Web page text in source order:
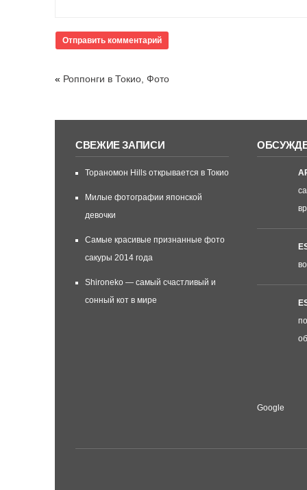
« Роппонги в Токио, Фото
СВЕЖИЕ ЗАПИСИ
Тораномон Hills открывается в Токио
Милые фотографии японской
девочки
Самые красивые признанные фото
сакуры 2014 года
Shironeko — самый счастливый и
сонный кот в мире
Google